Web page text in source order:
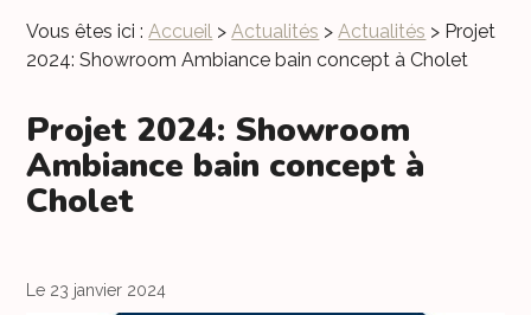
Vous êtes ici : Accueil >Actualités >Actualités > Projet
2024: Showroom Ambiance bain concept à Cholet
Projet 2024: Showroom
Ambiance bain concept à
Cholet
Le 23 janvier 2024